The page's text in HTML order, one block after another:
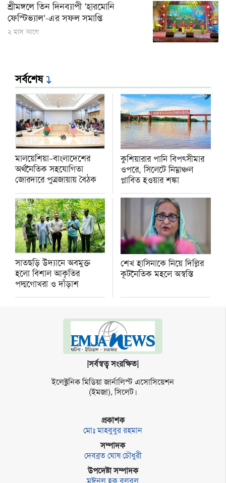
শ্রীমঙ্গলে তিন দিনব্যাপী ‘হারমোনি
ফেস্টিভ্যাল’-এর সফল সমাপ্তি
২ মাস আগে
সর্বশেষ
মালয়েশিয়া–বাংলাদেশের
অর্থনৈতিক সহযোগিতা
জোরদারে পুত্রজায়ায় বৈঠক
কুশিয়ারার পানি বিপৎসীমার
ওপরে, সিলেটে নিম্নাঞ্চল
প্লাবিত হওয়ার শঙ্কা
সাতছড়ি উদ্যানে অবমুক্ত
হলো বিশাল আকৃতির
পদ্মগোখরা ও দাঁড়াশ
শেখ হাসিনাকে নিয়ে দিল্লির
কূটনৈতিক মহলে অস্বস্তি
|সর্বস্বত্ব সংরক্ষিত|
ইলেক্ট্র‌নিক মি‌ডিয়া জার্না‌লিস্ট এসো‌সি‌য়েশন
(ইমজা), সি‌লেট।
প্রকাশক
মোঃ মাহবুবুর রহমান
সম্পাদক
দেবব্রত ঘোষ চৌধুরী
উপদেষ্টা সম্পাদক
মঈনুল হক বুলবুল